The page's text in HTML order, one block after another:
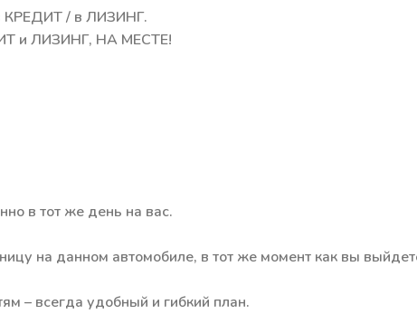
КРЕДИТ / в ЛИЗИНГ.
и ЛИЗИНГ, НА МЕСТЕ!
в тот же день на вас.
на данном автомобиле, в тот же момент как вы
– всегда удобный и гибкий план.